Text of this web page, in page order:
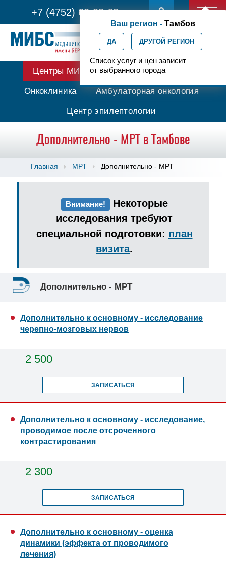
+7 (4752) 63-33-63
Ваш регион - Тамбов
ДА ДРУГОЙ РЕГИОН
Список услуг и цен зависит
от выбранного города
Центры МИБС Протонная терапия
Онкоклиника Амбулаторная онкология
Центр эпилептологии
Дополнительно - МРТ в Тамбове
Главная МРТ Дополнительно - МРТ
Внимание! Некоторые
исследования требуют
специальной подготовки: план
визита.
Дополнительно - МРТ
Дополнительно к основному - исследование
черепно-мозговых нервов
2 500
ЗАПИСАТЬСЯ
Дополнительно к основному - исследование,
проводимое после отсроченного
контрастирования
2 300
ЗАПИСАТЬСЯ
Дополнительно к основному - оценка
динамики (эффекта от проводимого
лечения)